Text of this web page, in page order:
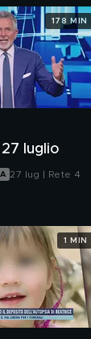
luglio
27 lug | Rete 4
178 MIN
1 MIN